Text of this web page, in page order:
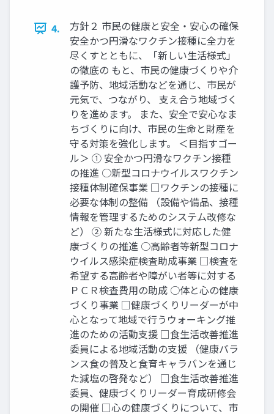
4.
方針２ 市民の健康と安全・安心の確保
安全かつ円滑なワクチン接種に全力を
尽くすとともに、「新しい生活様式」
の徹底の もと、市民の健康づくりや介
護予防、地域活動などを通じ、市民が
元気で、つながり、 支え合う地域づく
りを進めます。 また、安全で安心なま
ちづくりに向け、市民の生命と財産を
守る対策を強化します。 ＜目指すゴー
ル＞ ① 安全かつ円滑なワクチン接種
の推進 ○新型コロナウイルスワクチン
接種体制確保事業 □ワクチンの接種に
必要な体制の整備 （設備や備品、接種
情報を管理するためのシステム改修な
ど） ② 新たな生活様式に対応した健
康づくりの推進 ○高齢者等新型コロナ
ウイルス感染症検査助成事業 □検査を
希望する高齢者や障がい者等に対する
ＰＣＲ検査費用の助成 ○体と心の健康
づくり事業 □健康づくりリーダーが中
心となって地域で行うウォーキング推
進のための活動支援 □食生活改善推進
委員による地域活動の支援 （健康バラ
ンス食の普及と食育キャラバンを通じ
た減塩の啓発など） □食生活改善推進
委員、健康づくりリーダー育成研修会
の開催 □心の健康づくりについて、市